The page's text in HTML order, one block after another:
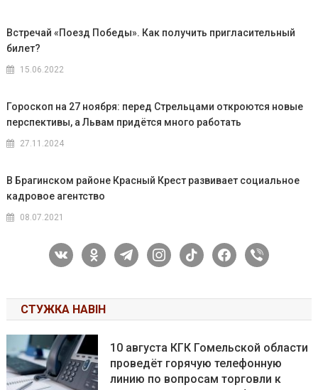
Встречай «Поезд Победы». Как получить пригласительный
билет?
15.06.2022
Гороскоп на 27 ноября: перед Стрельцами откроются новые
перспективы, а Львам придётся много работать
27.11.2024
В Брагинском районе Красный Крест развивает социальное
кадровое агентство
08.07.2021
vkontakteodnoklassniki
telegraminstagram
tiktok facebook
viber
СТУЖКА НАВІН
10 августа КГК Гомельской области
проведёт горячую телефонную
линию по вопросам торговли к